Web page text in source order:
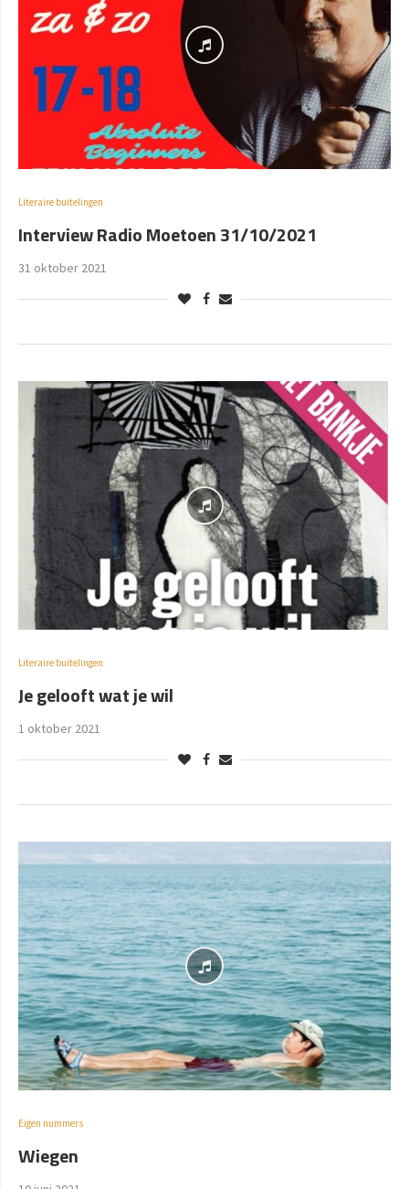
Literaire buitelingen
Interview Radio Moetoen 31/10/2021
31 oktober 2021
Literaire buitelingen
Je gelooft wat je wil
1 oktober 2021
Eigen nummers
Wiegen